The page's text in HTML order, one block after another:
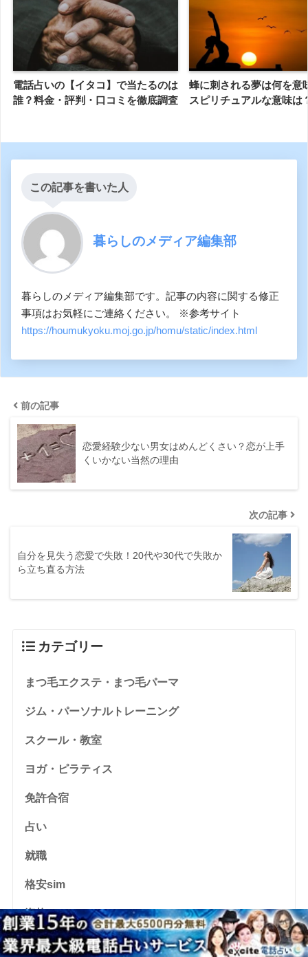
電話占いの【イタコ】で当たるのは
誰？料金・評判・口コミを徹底調査
蜂に刺される夢は何を意
スピリチュアルな意味は
この記事を書いた人
暮らしのメディア編集部
暮らしのメディア編集部です。記事の内容に関する修正
事項はお気軽にご連絡ください。 ※参考サイト
https://houmukyoku.moj.go.jp/homu/static/index.html
前の記事
恋愛経験少ない男女はめんどくさい？恋が上手
くいかない当然の理由
次の記事
自分を見失う恋愛で失敗！20代や30代で失敗か
ら立ち直る方法
カテゴリー
まつ毛エクステ・まつ毛パーマ
ジム・パーソナルトレーニング
スクール・教室
ヨガ・ピラティス
免許合宿
占い
就職
格安sim
資格
転職